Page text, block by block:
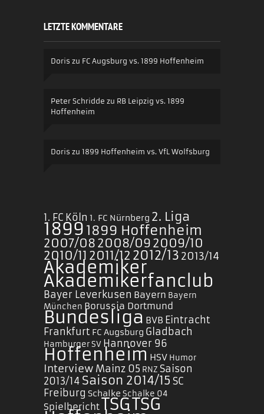
LETZTE KOMMENTARE
Doris zu FC Augsburg vs. 1899 Hoffenheim
Peter Schridde zu RB Leipzig vs. 1899
Hoffenheim
Doris zu 1899 Hoffenheim vs. VfL Wolfsburg
1. FC Köln 1. FC Nürnberg 2. Liga
1899 1899 Hoffenheim
2007/082008/092009/10
2010/11 2011/12 2012/13 2013/14
Akademiker
Akademikerfanclub
Bayer Leverkusen Bayern Bayern
München Borussia Dortmund
Bundesliga BVB Eintracht
Frankfurt FC Augsburg Gladbach
Hamburger SV Hannover 96
Hoffenheim HSV Humor
Interview Mainz 05 RNZ Saison
2013/14 Saison 2014/15 SC
Freiburg Schalke Schalke 04
SpielberichtTSGTSG